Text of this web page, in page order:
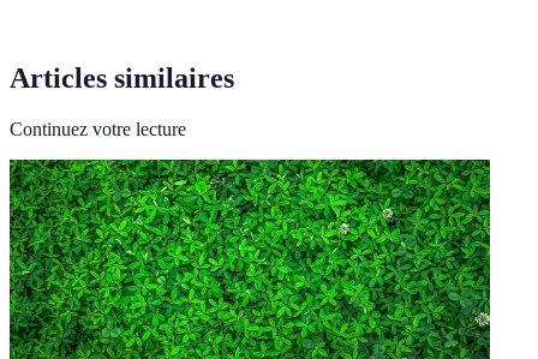
Articles similaires
Continuez votre lecture